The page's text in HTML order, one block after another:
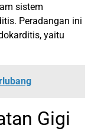
sistem
Peradangan ini
yaitu
Gigi